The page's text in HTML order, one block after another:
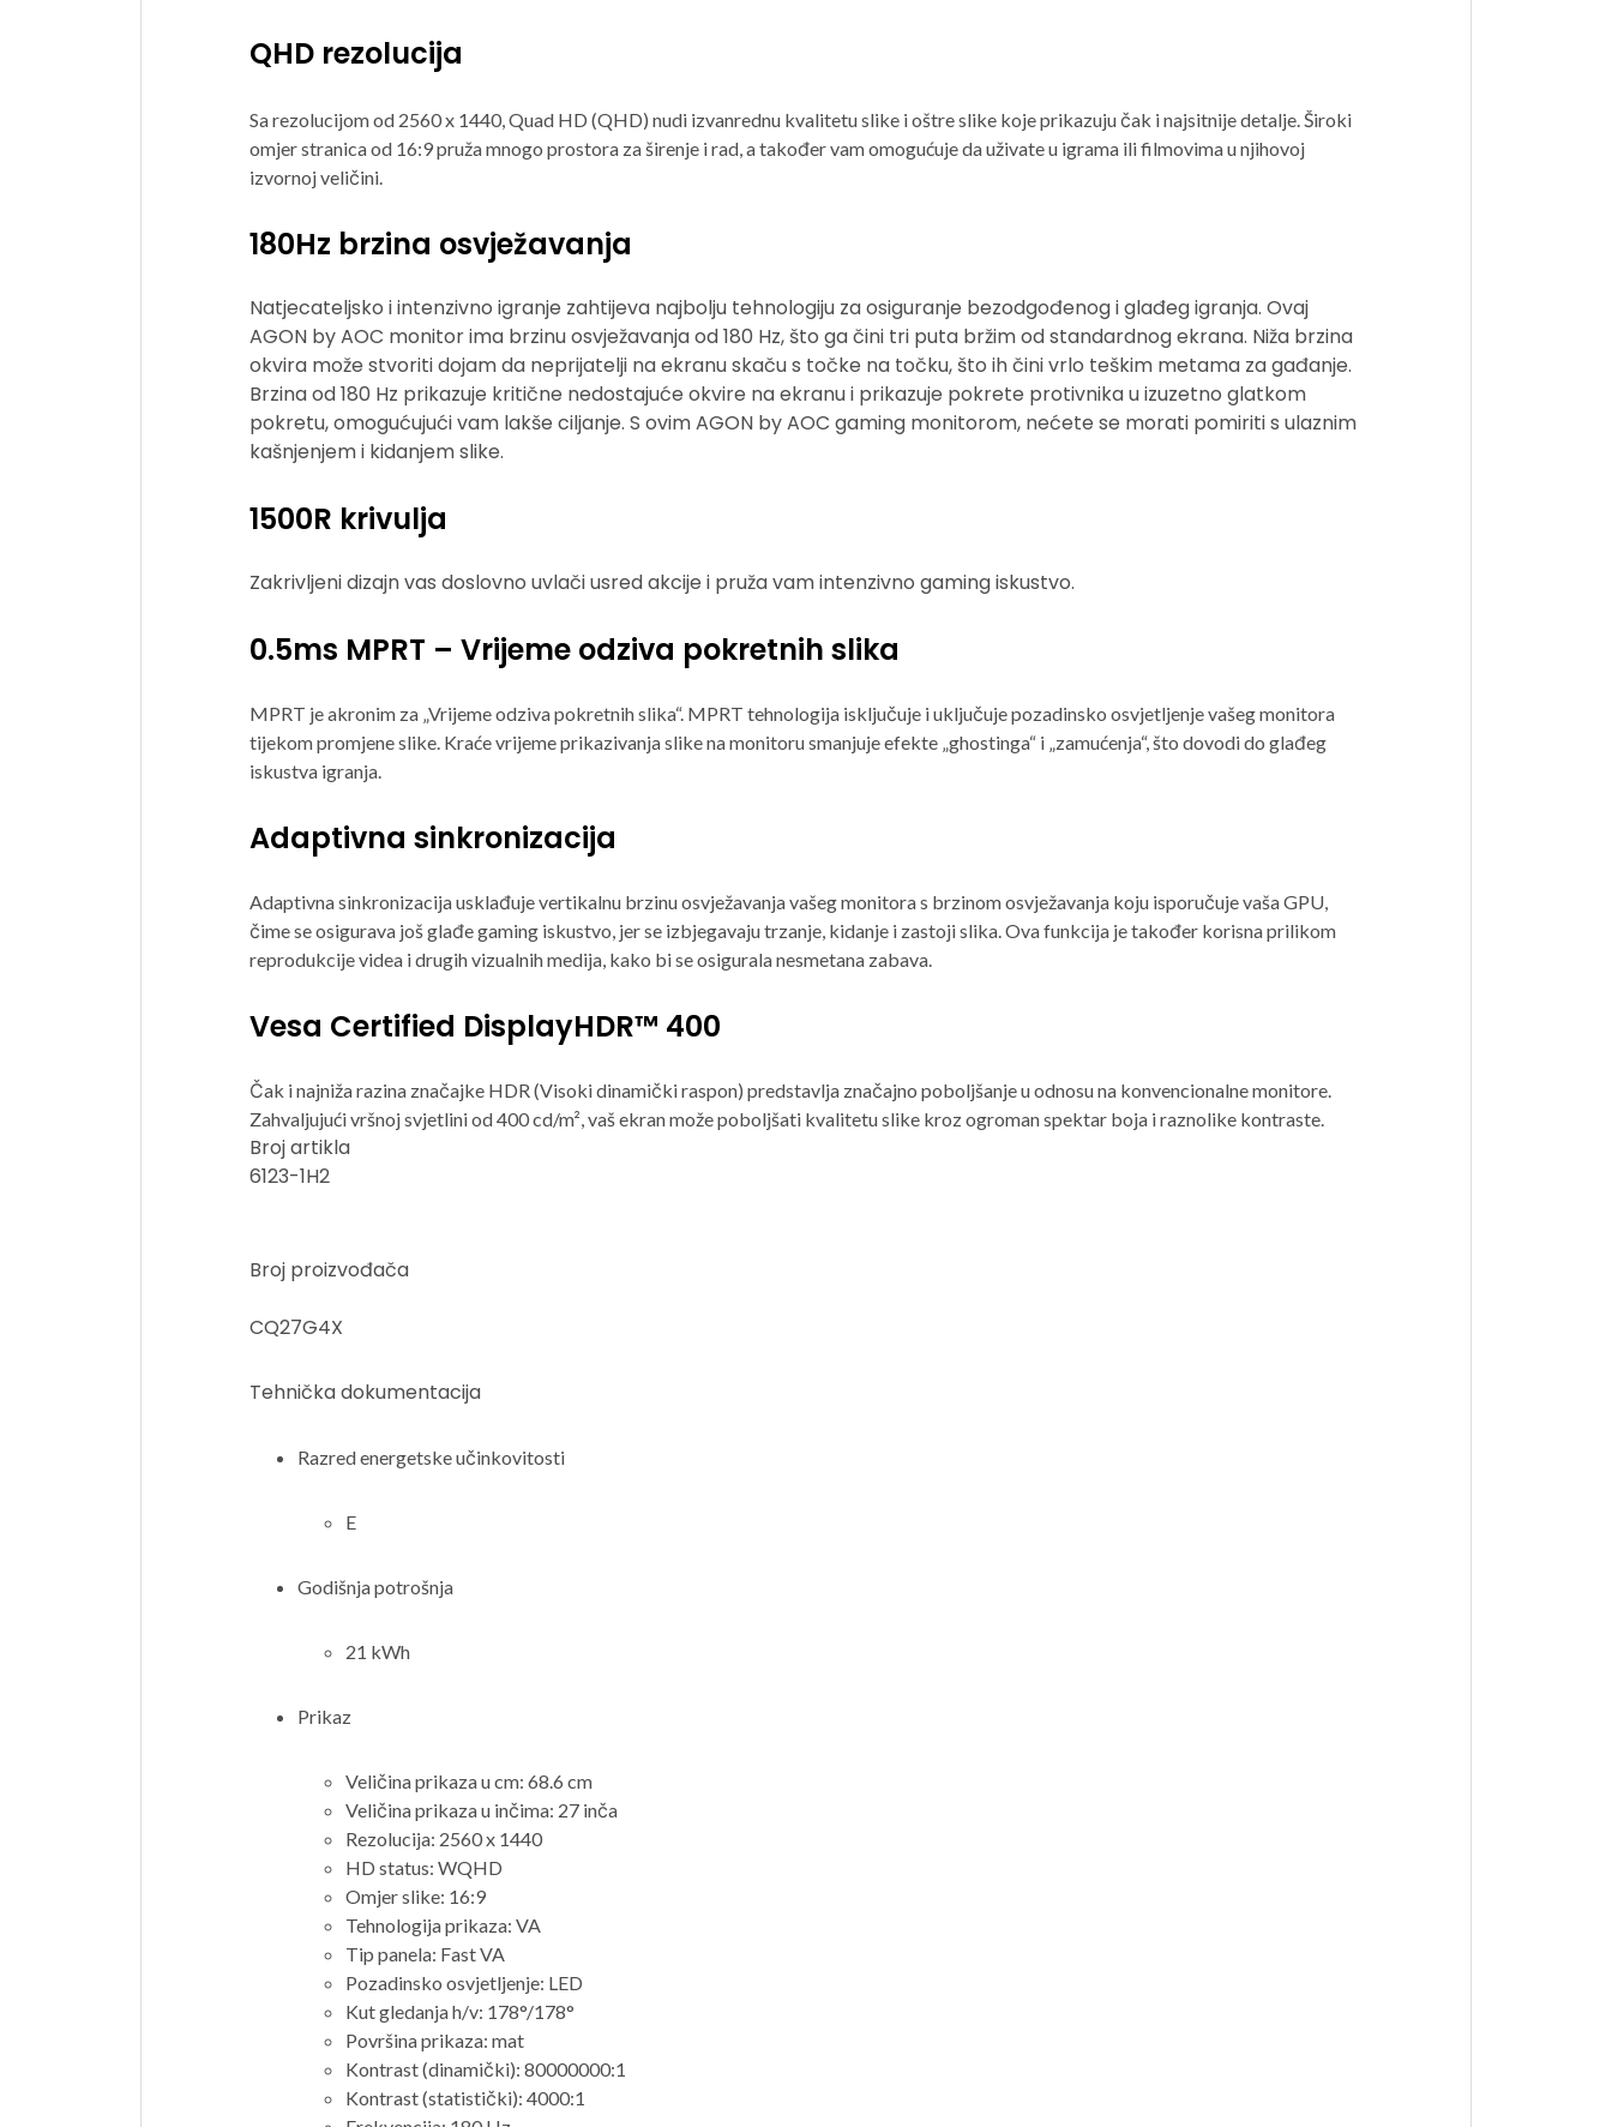
QHD rezolucija
Sa rezolucijom od 2560 x 1440, Quad HD (QHD) nudi izvanrednu kvalitetu slike i oštre slike koje prikazuju čak i najsitnije detalje. Široki
omjer stranica od 16:9 pruža mnogo prostora za širenje i rad, a također vam omogućuje da uživate u igrama ili filmovima u njihovoj
izvornoj veličini.
180Hz brzina osvježavanja
Natjecateljsko i intenzivno igranje zahtijeva najbolju tehnologiju za osiguranje bezodgođenog i glađeg igranja. Ovaj
AGON by AOC monitor ima brzinu osvježavanja od 180 Hz, što ga čini tri puta bržim od standardnog ekrana. Niža brzina
okvira može stvoriti dojam da neprijatelji na ekranu skaču s točke na točku, što ih čini vrlo teškim metama za gađanje.
Brzina od 180 Hz prikazuje kritične nedostajuće okvire na ekranu i prikazuje pokrete protivnika u izuzetno glatkom
pokretu, omogućujući vam lakše ciljanje. S ovim AGON by AOC gaming monitorom, nećete se morati pomiriti s ulaznim
kašnjenjem i kidanjem slike.
1500R krivulja
Zakrivljeni dizajn vas doslovno uvlači usred akcije i pruža vam intenzivno gaming iskustvo.
0.5ms MPRT – Vrijeme odziva pokretnih slika
MPRT je akronim za „Vrijeme odziva pokretnih slika“. MPRT tehnologija isključuje i uključuje pozadinsko osvjetljenje vašeg monitora
tijekom promjene slike. Kraće vrijeme prikazivanja slike na monitoru smanjuje efekte „ghostinga“ i „zamućenja“, što dovodi do glađeg
iskustva igranja.
Adaptivna sinkronizacija
Adaptivna sinkronizacija usklađuje vertikalnu brzinu osvježavanja vašeg monitora s brzinom osvježavanja koju isporučuje vaša GPU,
čime se osigurava još glađe gaming iskustvo, jer se izbjegavaju trzanje, kidanje i zastoji slika. Ova funkcija je također korisna prilikom
reprodukcije videa i drugih vizualnih medija, kako bi se osigurala nesmetana zabava.
Vesa Certified DisplayHDR™ 400
Čak i najniža razina značajke HDR (Visoki dinamički raspon) predstavlja značajno poboljšanje u odnosu na konvencionalne monitore.
Zahvaljujući vršnoj svjetlini od 400 cd/m², vaš ekran može poboljšati kvalitetu slike kroz ogroman spektar boja i raznolike kontraste.
Broj artikla
6123-1H2
Broj proizvođača
CQ27G4X
Tehnička dokumentacija
Razred energetske učinkovitosti
E
Godišnja potrošnja
21 kWh
Prikaz
Veličina prikaza u cm: 68.6 cm
Veličina prikaza u inčima: 27 inča
Rezolucija: 2560 x 1440
HD status: WQHD
Omjer slike: 16:9
Tehnologija prikaza: VA
Tip panela: Fast VA
Pozadinsko osvjetljenje: LED
Kut gledanja h/v: 178°/178°
Površina prikaza: mat
Kontrast (dinamički): 80000000:1
Kontrast (statistički): 4000:1